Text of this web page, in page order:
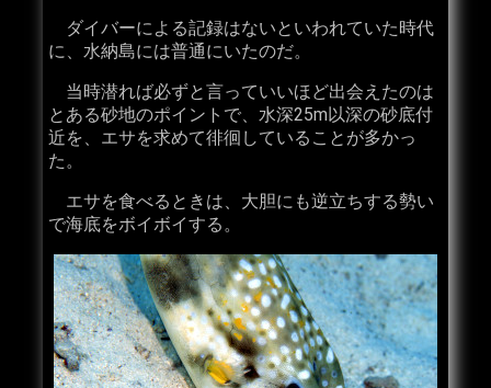
ダイバーによる記録はないといわれていた時代
に、水納島には普通にいたのだ。
当時潜れば必ずと言っていいほど出会えたのは
とある砂地のポイントで、水深25m以深の砂底付
近を、エサを求めて徘徊していることが多かっ
た。
エサを食べるときは、大胆にも逆立ちする勢い
で海底をボイボイする。